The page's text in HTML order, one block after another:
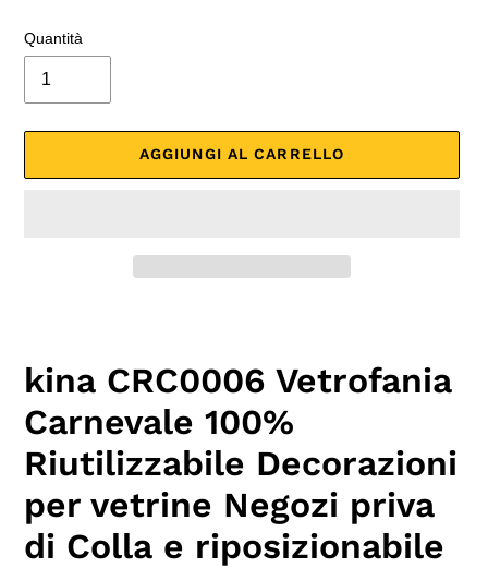
Quantità
AGGIUNGI AL CARRELLO
nel
carrello
kina CRC0006 Vetrofania
Carnevale 100%
Riutilizzabile Decorazioni
per vetrine Negozi priva
di Colla e riposizionabile